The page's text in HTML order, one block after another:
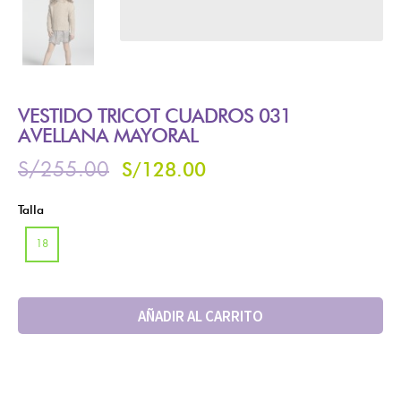
VESTIDO TRICOT CUADROS 031
AVELLANA MAYORAL
S/255.00 S/128.00
Talla
18
AÑADIR AL CARRITO